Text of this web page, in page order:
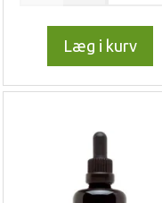
Læg i kurv